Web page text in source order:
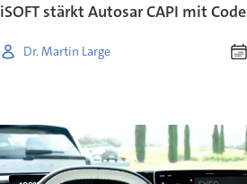
iSOFT stärkt Autosar CAPI mit
Dr. Martin Large